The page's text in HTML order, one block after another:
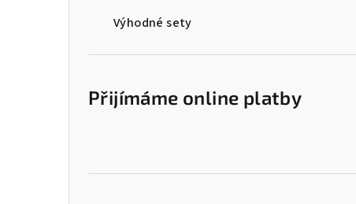
Výhodné sety
Přijímáme online platby